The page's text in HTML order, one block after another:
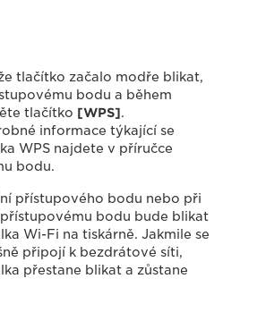
tlačítko začalo modře blikat,
bodu a během
tlačítko [WPS].
informace týkající se
WPS najdete v příručce
bodu.
přístupového bodu nebo při
bodu bude blikat
Wi-Fi na tiskárně. Jakmile se
připojí k bezdrátové síti,
přestane blikat a zůstane